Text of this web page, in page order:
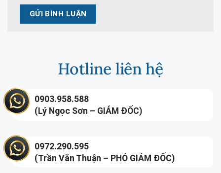
Hotline liên hệ
0903.958.588
(Lý Ngọc Sơn – GIÁM ĐỐC)
0972.290.595
(Trần Văn Thuận – PHÓ GIÁM ĐỐC)